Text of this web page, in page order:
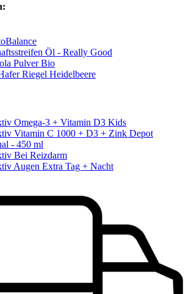
Öl - Really Good
Pulver Bio
Riegel Heidelbeere
Omega-3 + Vitamin D3 Kids
Vitamin C 1000 + D3 + Zink Depot
- 450 ml
Bei Reizdarm
Augen Extra Tag + Nacht